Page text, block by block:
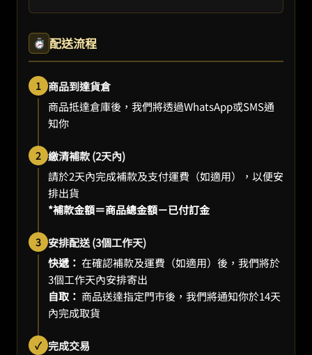
配送流程
1 商品到達貨倉
商品抵達倉庫後，我們將透過WhatsApp或SMS通
知你
2 繳清補款 (2天內)
請於2天內完成補款及支付運費（如適用），以便安
排出貨
*補款金額＝商品總金額－已付訂金
3 安排配送 (3個工作天)
快遞： 在確認補款及運費（如適用）後，我們將於
3個工作天內安排寄出
自取： 商品送達指定門市後，我們將通知你於14天
內完成取貨
✓ 完成交易